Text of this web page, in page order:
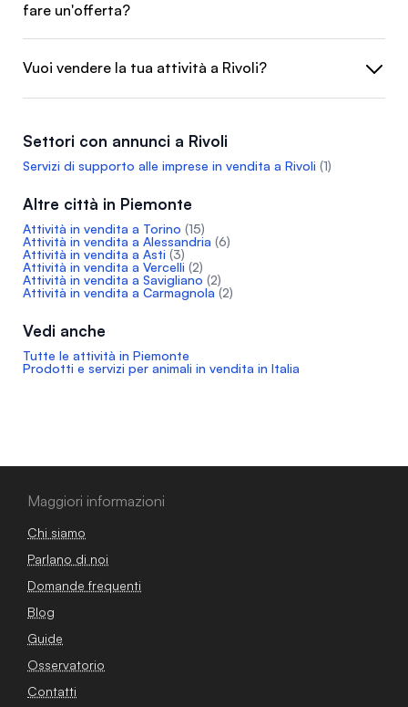
fare un'offerta?
Vuoi vendere la tua attività a Rivoli?
Settori con annunci a Rivoli
Servizi di supporto alle imprese in vendita a Rivoli (1)
Altre città in Piemonte
Attività in vendita a Torino (15)
Attività in vendita a Alessandria (6)
Attività in vendita a Asti (3)
Attività in vendita a Vercelli (2)
Attività in vendita a Savigliano (2)
Attività in vendita a Carmagnola (2)
Vedi anche
Tutte le attività in Piemonte
Prodotti e servizi per animali in vendita in Italia
Maggiori informazioni
Chi siamo
Parlano di noi
Domande frequenti
Blog
Guide
Osservatorio
Contatti